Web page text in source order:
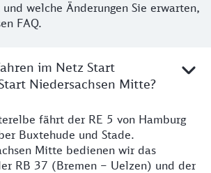
welche Änderungen Sie erwarten,
FAQ.
im Netz Start
Niedersachsen Mitte?
fährt der RE 5 von Hamburg
Buxtehude und Stade.
Mitte bedienen wir das
RB 37 (Bremen – Uelzen) und der